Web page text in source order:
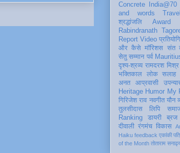
Concrete
India@70
and words
श्रद्धांजलि
Award
Rabindranath
Report Video
और कैसे मॉरिशस संत
सेतु सम्मान पर्व
दृश्य-श्रव्य रामदरश मिश्र
भक्तिकाल
लोक सलाह
अनत
आप्रवासी
Heritage Humor My
गिरिजेश राव नवगीत यौन
तुलसीदास
लिपि
Ranking
डायरी ब्रज
दीवाली रंगमंच विकास
Haiku feedback एकांकी
of the Month तोताराम